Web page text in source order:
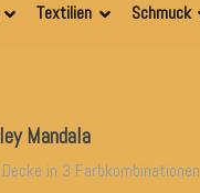
Textilien Schmuck
Mandala
in 3 Farbkombinationen